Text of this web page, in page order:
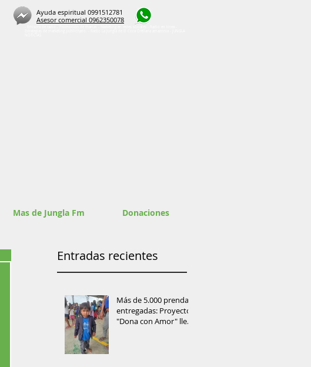
Ayuda espiritual 0991512781
Asesor comercial 0962350078
Mas de Jungla Fm Donaciones
Entradas recientes
Más de 5.000 prendas
entregadas: Proyecto
"Dona con Amor" lleva